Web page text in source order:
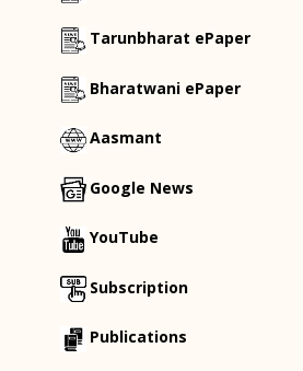
Tarunbharat ePaper
Bharatwani ePaper
Aasmant
Google News
YouTube
Subscription
Publications